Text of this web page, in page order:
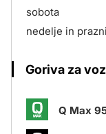
sobota
nedelje in
Goriva za
Q Max